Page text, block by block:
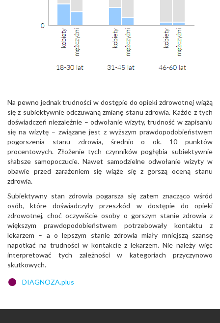
Na pewno jednak trudności w dostępie do opieki zdrowotnej wiążą
się z subiektywnie odczuwaną zmianę stanu zdrowia. Każde z tych
doświadczeń niezależnie – odwołanie wizyty, trudność w zapisaniu
się na wizytę – związane jest z wyższym prawdopodobieństwem
pogorszenia stanu zdrowia, średnio o ok. 10 punktów
procentowych. Złożenie tych czynników pogłębia subiektywnie
słabsze samopoczucie. Nawet samodzielne odwołanie wizyty w
obawie przed zarażeniem się wiąże się z gorszą oceną stanu
zdrowia.
Subiektywny stan zdrowia pogarsza się zatem znacząco wśród
osób, które doświadczyły przeszkód w dostępie do opieki
zdrowotnej, choć oczywiście osoby o gorszym stanie zdrowia z
większym prawdopodobieństwem potrzebowały kontaktu z
lekarzem – a o lepszym stanie zdrowia miały mniejszą szansę
napotkać na trudności w kontakcie z lekarzem. Nie należy więc
interpretować tych zależności w kategoriach przyczynowo
skutkowych.
DIAGNOZA.plus